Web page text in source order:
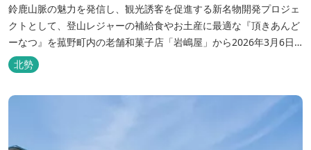
鈴鹿山脈の魅力を発信し、観光誘客を促進する新名物開発プロジェ
クトとして、登山レジャーの補給食やお土産に最適な『頂きあんど
ーなつ』を菰野町内の老舗和菓子店「岩嶋屋」から2026年3月6日
（金）より販売を開始いたしました。 ■商品コンセプト：自分だけ
の「頂き」を目指す人を応援 「山に登る目的が人それぞれであるよ
北勢